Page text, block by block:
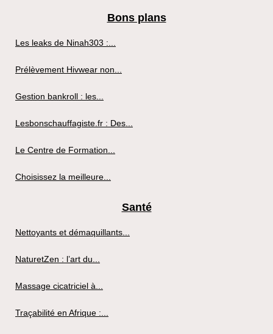
Bons plans
Les leaks de Ninah303 :...
Prélèvement Hivwear non...
Gestion bankroll : les...
Lesbonschauffagiste.fr : Des...
Le Centre de Formation...
Choisissez la meilleure...
Santé
Nettoyants et démaquillants...
NaturetZen : l’art du...
Massage cicatriciel à...
Traçabilité en Afrique :...